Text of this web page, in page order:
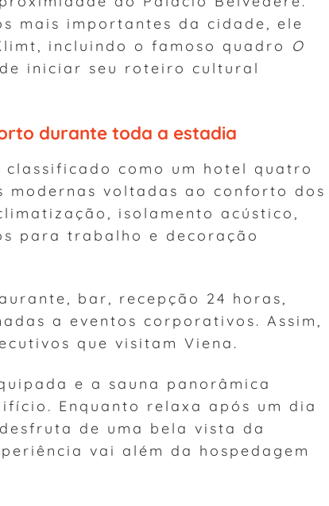
mais importantes da cidade, ele
incluindo o famoso quadro O
iniciar seu roteiro cultural
durante toda a estadia
como um hotel quatro
modernas voltadas ao conforto dos
isolamento acústico,
para trabalho e decoração
bar, recepção 24 horas,
a eventos corporativos. Assim,
que visitam Viena.
e a sauna panorâmica
Enquanto relaxa após um dia
de uma bela vista da
vai além da hospedagem